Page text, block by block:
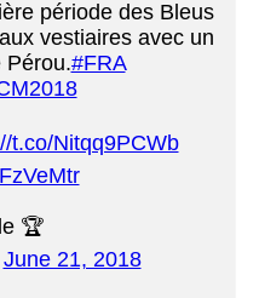
période des Bleus
vestiaires avec un
Pérou.#FRA
t.co/Nitqq9PCWb
🏆
June 21, 2018